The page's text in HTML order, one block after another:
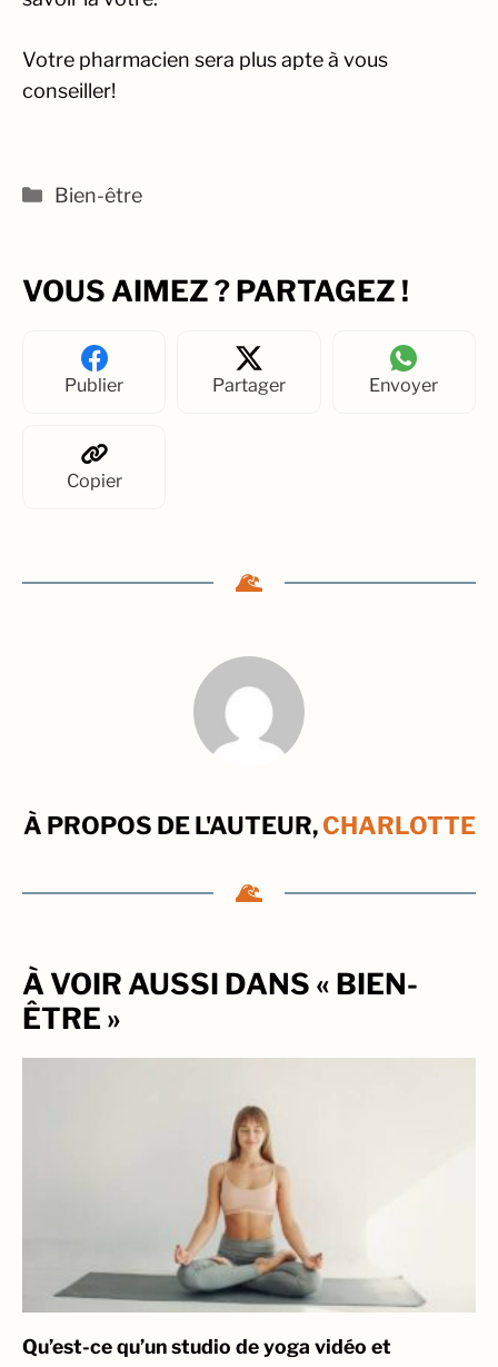
Votre pharmacien sera plus apte à vous
conseiller!
Catégories
Bien-être
VOUS AIMEZ ? PARTAGEZ !
Publier Partager Envoyer
Copier
À PROPOS DE L'AUTEUR,CHARLOTTE
À VOIR AUSSI DANS « BIEN-
ÊTRE »
Qu’est-ce qu’un studio de yoga vidéo et